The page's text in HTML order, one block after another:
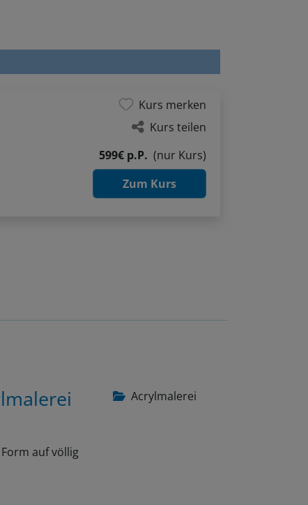
Kurs merken
Kurs teilen
599€ p.P. (nur Kurs)
Zum Kurs
Acrylmalerei
auf völlig